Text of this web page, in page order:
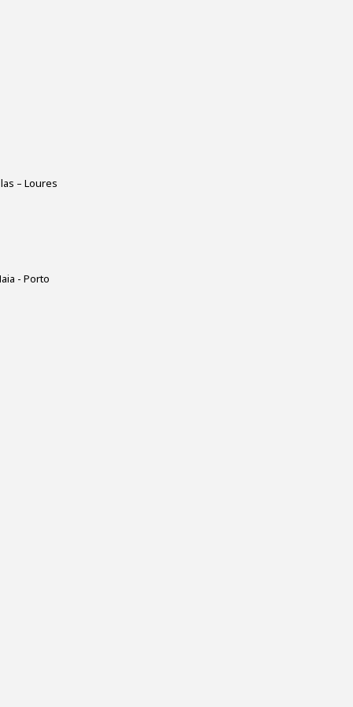
– Loures
- Porto